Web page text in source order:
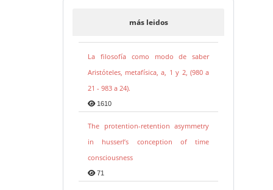
más leidos
La filosofía como modo de saber
Aristóteles, metafísica, a, 1 y 2, (980 a
21 - 983 a 24).
1610
The protention-retention asymmetry
in husserl’s conception of time
consciousness
71